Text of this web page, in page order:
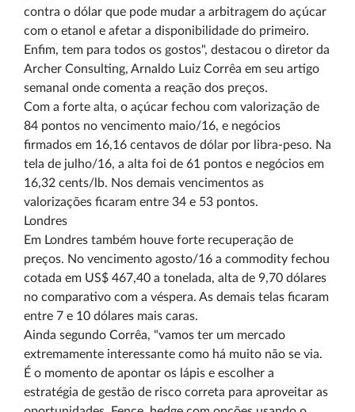
contra o dólar que pode mudar a arbitragem do açúcar
com o etanol e afetar a disponibilidade do primeiro.
Enfim, tem para todos os gostos", destacou o diretor da
Archer Consulting, Arnaldo Luiz Corrêa em seu artigo
semanal onde comenta a reação dos preços.
Com a forte alta, o açúcar fechou com valorização de
84 pontos no vencimento maio/16, e negócios
firmados em 16,16 centavos de dólar por libra-peso. Na
tela de julho/16, a alta foi de 61 pontos e negócios em
16,32 cents/lb. Nos demais vencimentos as
valorizações ficaram entre 34 e 53 pontos.
Londres
Em Londres também houve forte recuperação de
preços. No vencimento agosto/16 a commodity fechou
cotada em US$ 467,40 a tonelada, alta de 9,70 dólares
no comparativo com a véspera. As demais telas ficaram
entre 7 e 10 dólares mais caras.
Ainda segundo Corrêa, "vamos ter um mercado
extremamente interessante como há muito não se via.
É o momento de apontar os lápis e escolher a
estratégia de gestão de risco correta para aproveitar as